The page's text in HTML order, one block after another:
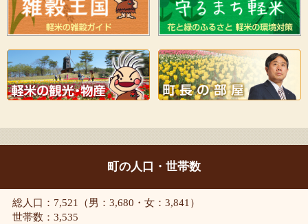
町の人口・世帯数
総人口：7,521（男：3,680・女：3,841）
世帯数：3,535